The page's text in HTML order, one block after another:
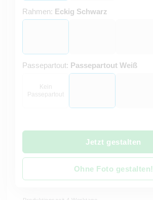
Rahmen: Eckig Schwarz
Passepartout: Passepartout Weiß
Kein
Passepartout
Jetzt gestalten
Ohne Foto gestalten!